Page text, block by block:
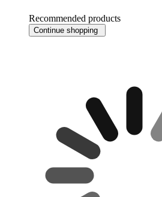
Recommended products
Continue shopping